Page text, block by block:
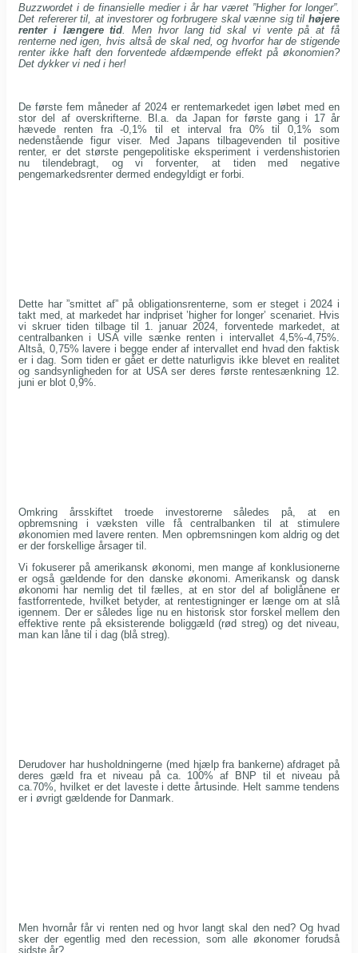
Buzzwordet i de finansielle medier i år har været ”Higher for longer”.
Det refererer til, at investorer og forbrugere skal vænne sig til højere
renter i længere tid . Men hvor lang tid skal vi vente på at få
renterne ned igen, hvis altså de skal ned, og hvorfor har de stigende
renter ikke haft den forventede afdæmpende effekt på økonomien?
Det dykker vi ned i her!
De første fem måneder af 2024 er rentemarkedet igen løbet med en
stor del af overskrifterne. Bl.a. da Japan for første gang i 17 år
hævede renten fra -0,1% til et interval fra 0% til 0,1% som
nedenstående figur viser. Med Japans tilbagevenden til positive
renter, er det største pengepolitiske eksperiment i verdenshistorien
nu tilendebragt, og vi forventer, at tiden med negative
pengemarkedsrenter dermed endegyldigt er forbi.
Dette har ”smittet af” på obligationsrenterne, som er steget i 2024 i
takt med, at markedet har indpriset ’higher for longer’ scenariet. Hvis
vi skruer tiden tilbage til 1. januar 2024, forventede markedet, at
centralbanken i USA ville sænke renten i intervallet 4,5%-4,75%.
Altså, 0,75% lavere i begge ender af intervallet end hvad den faktisk
er i dag. Som tiden er gået er dette naturligvis ikke blevet en realitet
og sandsynligheden for at USA ser deres første rentesænkning 12.
juni er blot 0,9%.
Omkring årsskiftet troede investorerne således på, at en
opbremsning i væksten ville få centralbanken til at stimulere
økonomien med lavere renten. Men opbremsningen kom aldrig og det
er der forskellige årsager til.
Vi fokuserer på amerikansk økonomi, men mange af konklusionerne
er også gældende for den danske økonomi. Amerikansk og dansk
økonomi har nemlig det til fælles, at en stor del af boliglånene er
fastforrentede, hvilket betyder, at rentestigninger er længe om at slå
igennem. Der er således lige nu en historisk stor forskel mellem den
effektive rente på eksisterende boliggæld (rød streg) og det niveau,
man kan låne til i dag (blå streg).
Derudover har husholdningerne (med hjælp fra bankerne) afdraget på
deres gæld fra et niveau på ca. 100% af BNP til et niveau på
ca.70%, hvilket er det laveste i dette årtusinde. Helt samme tendens
er i øvrigt gældende for Danmark.
Men hvornår får vi renten ned og hvor langt skal den ned? Og hvad
sker der egentlig med den recession, som alle økonomer forudså
sidste år?